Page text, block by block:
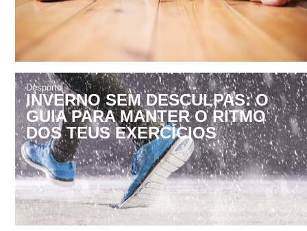
Desporto
INVERNO SEM DESCULPAS: O
GUIA PARA MANTER O RITMO
DOS TEUS EXERCÍCIOS